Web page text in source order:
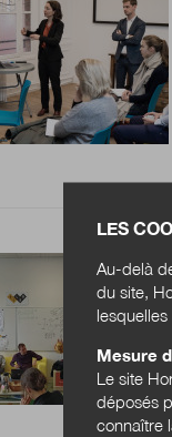
LES
Au-delà
du site,
Mesure
Le site
déposés
connaître